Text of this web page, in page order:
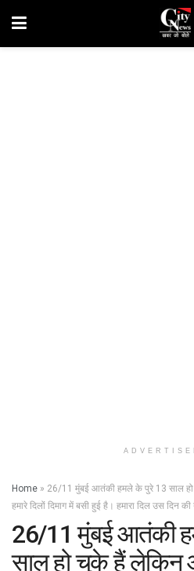
Home » 26/11 मुंबई आतंकी हमले के पुरे 13 साल
हमारे दिलों दिमाग में बसी हुई है। हमारा दिल उस दिन
26/11 मुंबई आतंकी
साल हो चुके हैं लेकिन